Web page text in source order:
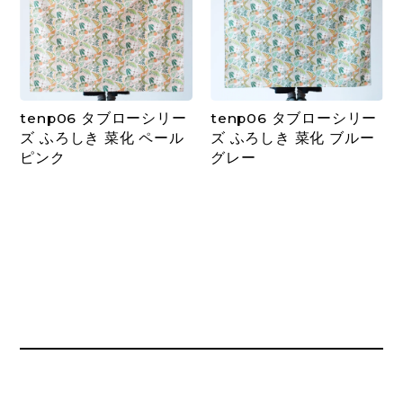
tenp06 タブローシリー
ズ ふろしき 菜化 ペール
ピンク
tenp06 タブローシリー
ズ ふろしき 菜化 ブルー
グレー